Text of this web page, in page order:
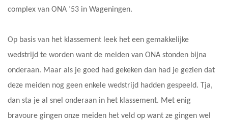
complex van ONA ’53 in Wageningen.
Op basis van het klassement leek het een gemakkelijke
wedstrijd te worden want de meiden van ONA stonden bijna
onderaan. Maar als je goed had gekeken dan had je gezien dat
deze meiden nog geen enkele wedstrijd hadden gespeeld. Tja,
dan sta je al snel onderaan in het klassement. Met enig
bravoure gingen onze meiden het veld op want ze gingen wel